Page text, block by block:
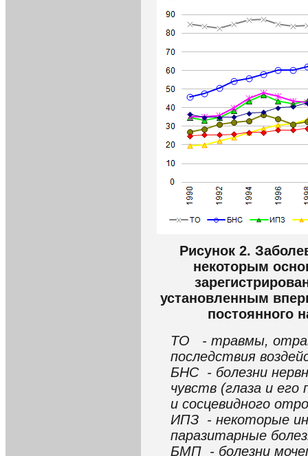
Рисунок 2.
некоторым
установленным
постоянного
ТО - травмы,
последствия
БНС - болезни
чувств (глаза и
и сосцевидного
ИПЗ - некоторые
паразитарные
БМП - болезни